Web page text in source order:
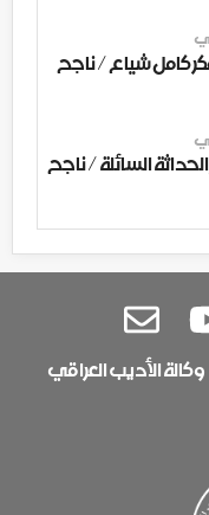
كامل شياع / ناجح
السائلة / ناجح
وكالة الأديب العراقي